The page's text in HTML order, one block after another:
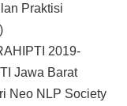
Praktisi
2019-
Jawa Barat
Neo NLP Society